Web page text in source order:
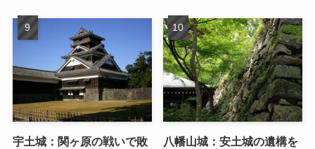
宇土城：関ヶ原の戦いで敗
八幡山城：安土城の遺構を